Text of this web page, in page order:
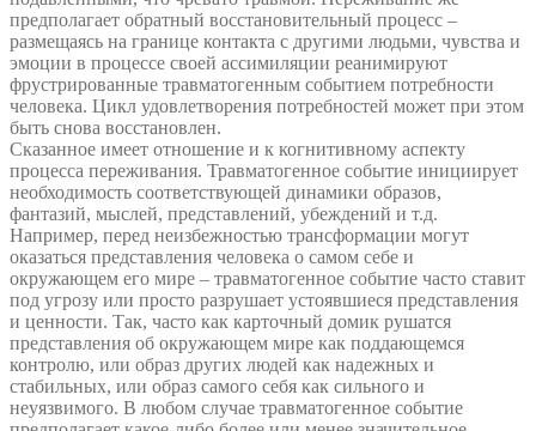
предполагает обратный восстановительный процесс –
размещаясь на границе контакта с другими людьми, чувства и
эмоции в процессе своей ассимиляции реанимируют
фрустрированные травматогенным событием потребности
человека. Цикл удовлетворения потребностей может при этом
быть снова восстановлен.
Сказанное имеет отношение и к когнитивному аспекту
процесса переживания. Травматогенное событие инициирует
необходимость соответствующей динамики образов,
фантазий, мыслей, представлений, убеждений и т.д.
Например, перед неизбежностью трансформации могут
оказаться представления человека о самом себе и
окружающем его мире – травматогенное событие часто ставит
под угрозу или просто разрушает устоявшиеся представления
и ценности. Так, часто как карточный домик рушатся
представления об окружающем мире как поддающемся
контролю, или образ других людей как надежных и
стабильных, или образ самого себя как сильного и
неуязвимого. В любом случае травматогенное событие